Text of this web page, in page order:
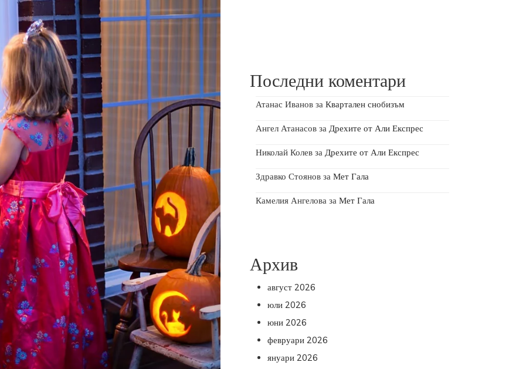
Последни коментари
Атанас Иванов за Квартален снобизъм
Ангел Атанасов за Дрехите от Али Експрес
Николай Колев за Дрехите от Али Експрес
Здравко Стоянов за Мет Гала
Камелия Ангелова за Мет Гала
Архив
август 2026
юли 2026
юни 2026
февруари 2026
януари 2026